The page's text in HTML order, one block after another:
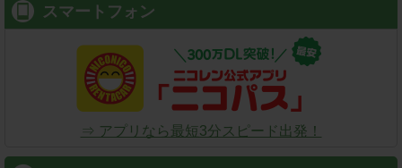
スマートフォン
⇒ アプリなら最短3分スピード出発！